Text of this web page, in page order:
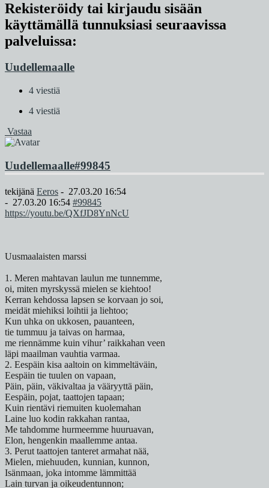
Rekisteröidy tai kirjaudu sisään
käyttämällä tunnuksiasi seuraavissa
palveluissa:
Uudellemaalle
4 viestiä
4 viestiä
Vastaa
Uudellemaalle#99845
tekijänä Eeros - 27.03.20 16:54
- 27.03.20 16:54 #99845
https://youtu.be/QXfJD8YnNcU
Uusmaalaisten marssi
1. Meren mahtavan laulun me tunnemme,
oi, miten myrskyssä mielen se kiehtoo!
Kerran kehdossa lapsen se korvaan jo soi,
meidät miehiksi loihtii ja liehtoo;
Kun uhka on ukkosen, pauanteen,
tie tummuu ja taivas on harmaa,
me riennämme kuin vihur’ raikkahan veen
läpi maailman vauhtia varmaa.
2. Eespäin kisa aaltoin on kimmeltäväin,
Eespäin tie tuulen on vapaan,
Päin, päin, väkivaltaa ja vääryyttä päin,
Eespäin, pojat, taattojen tapaan;
Kuin rientävi riemuiten kuolemahan
Laine luo kodin rakkahan rantaa,
Me tahdomme hurmeemme huuruavan,
Elon, hengenkin maallemme antaa.
3. Perut taattojen tanteret armahat nää,
Mielen, miehuuden, kunnian, kunnon,
Isänmaan, joka intomme lämmittää
Lain turvan ja oikeudentunnon;